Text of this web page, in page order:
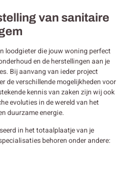
van sanitaire
loodgieter die jouw woning perfect
en de herstellingen aan je
Bij aanvang van ieder project
de verschillende mogelijkheden voor
kennis van zaken zijn wij ook
evoluties in de wereld van het
duurzame energie.
in het totaalplaatje van je
behoren onder andere: